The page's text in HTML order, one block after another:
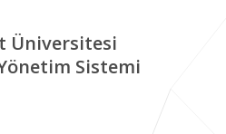
Üniversitesi
Sistemi